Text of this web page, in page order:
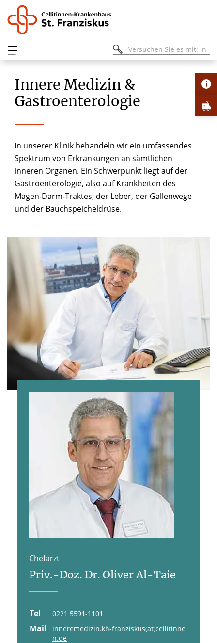
Innere Medizin &
Gastroenterologie
In unserer Klinik behandeln wir ein umfassendes
Spektrum von Erkrankungen an sämtlichen
inneren Organen. Ein Schwerpunkt liegt auf der
Gastroenterologie, also auf Krankheiten des
Magen-Darm-Traktes, der Leber, der Gallenwege
und der Bauchspeicheldrüse.
Chefarzt
Priv.-Doz. Dr. Oliver Al-Taie
Tel 0221 5591-1101
Mail
inneremedizin.kh-franziskus(at)cellitinne
n.de